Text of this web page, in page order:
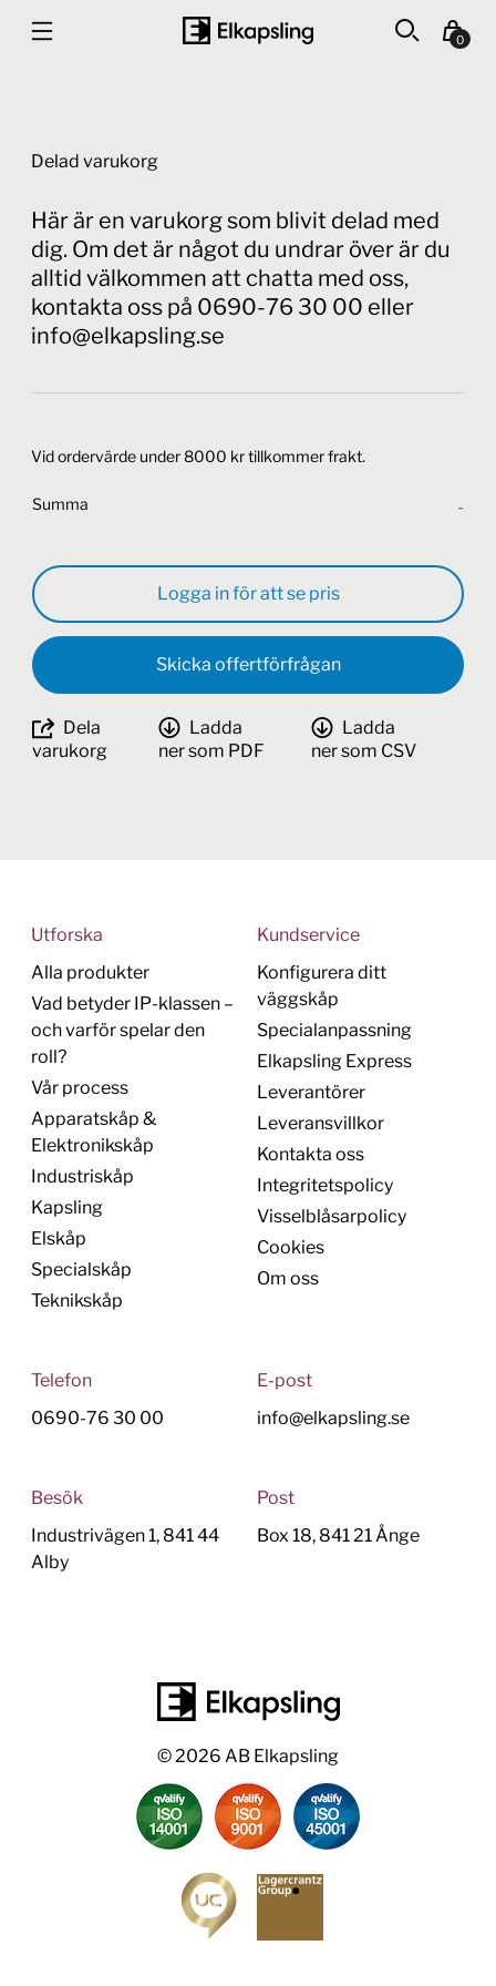
0
Delad varukorg
Här är en varukorg som blivit delad med
dig. Om det är något du undrar över är du
alltid välkommen att chatta med oss,
kontakta oss på 0690-76 30 00 eller
info@elkapsling.se
Vid ordervärde under 8000 kr tillkommer frakt.
Summa -
Logga in för att se pris
Skicka offertförfrågan
Dela
varukorg
Ladda
ner som PDF
Ladda
ner som CSV
Utforska
Alla produkter
Vad betyder IP-klassen –
och varför spelar den
roll?
Vår process
Apparatskåp &
Elektronikskåp
Industriskåp
Kapsling
Elskåp
Specialskåp
Teknikskåp
Kundservice
Konfigurera ditt
väggskåp
Specialanpassning
Elkapsling Express
Leverantörer
Leveransvillkor
Kontakta oss
Integritetspolicy
Visselblåsarpolicy
Cookies
Om oss
Telefon
0690-76 30 00
E-post
info@elkapsling.se
Besök
Industrivägen 1, 841 44
Alby
Post
Box 18, 841 21 Ånge
© 2026 AB Elkapsling